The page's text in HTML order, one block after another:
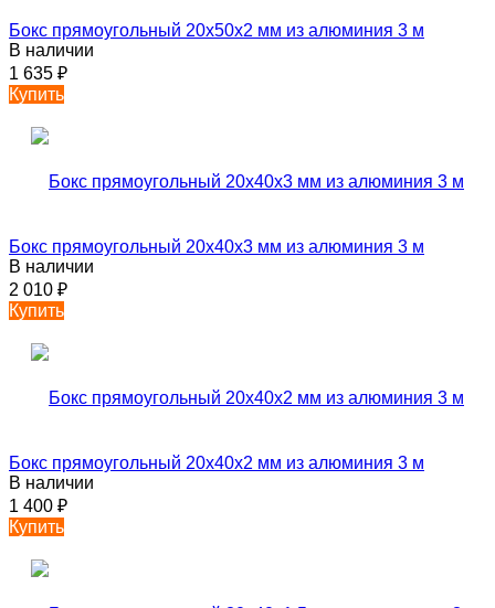
Бокс прямоугольный 20х50х2 мм из алюминия 3 м
В наличии
1 635 ₽
Купить
Бокс прямоугольный 20х40х3 мм из алюминия 3 м
В наличии
2 010 ₽
Купить
Бокс прямоугольный 20х40х2 мм из алюминия 3 м
В наличии
1 400 ₽
Купить